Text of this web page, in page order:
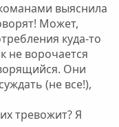
н
ы
й
г
о
л
о
выяснила
Может,
куда-то
не ворочается
Они
(не все!),
тревожит? Я